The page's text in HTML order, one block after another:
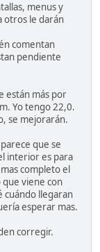
menus y
otros le darán
comentan
pendiente
están más por
Yo tengo 22,0.
se mejorarán.
que se
interior es para
completo el
viene con
cuándo llegaran
esperar mas.
corregir.